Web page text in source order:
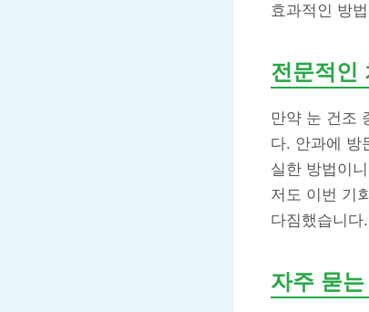
효과적인 방
전문적인
만약 눈 건조
다. 안과에 방
실한 방법이
저도 이번 기
다짐했습니다.
자주 묻